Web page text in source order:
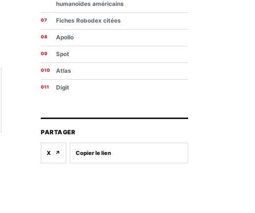
humanoïdes américains
Fiches Robodex citées
Apollo
Spot
Atlas
Digit
PARTAGER
X ↗ Copier le lien